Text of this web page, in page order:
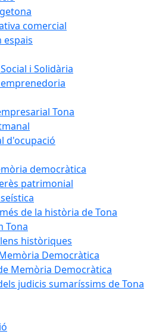
comercial
espais
i Solidària
Tona
d'ocupació
democràtica
patrimonial
de la història de Tona
Tona
històriques
Democràtica
Memòria Democràtica
judicis sumaríssims de Tona